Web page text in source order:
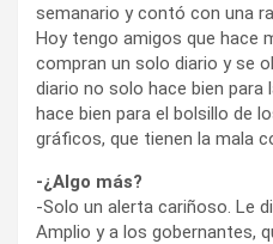
semanario y contó con una
Hoy tengo amigos que hace
compran un solo diario y se
diario no solo hace bien para
hace bien para el bolsillo de
gráficos, que tienen la mala
-¿Algo más?
-Solo un alerta cariñoso. Le
Amplio y a los gobernantes,